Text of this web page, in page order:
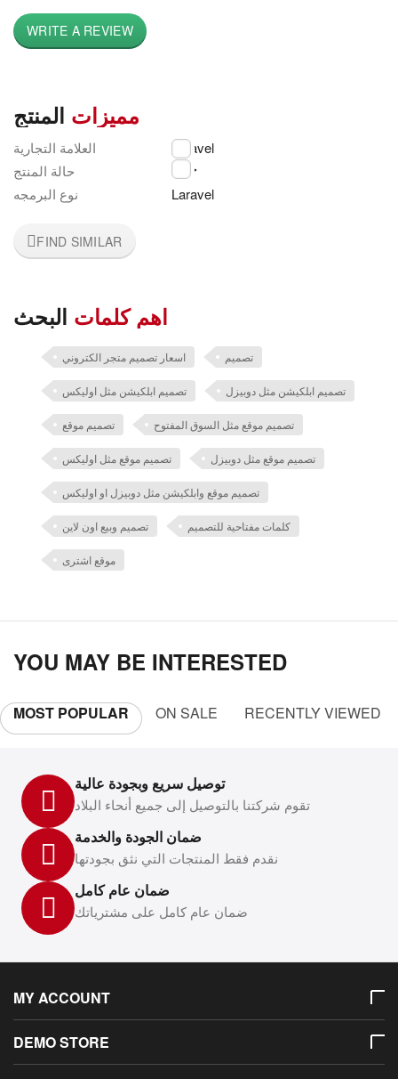
WRITE A REVIEW
مميزات المنتج
العلامة التجارية
Laravel
حالة المنتج
جديد
نوع البرمجه
Laravel
FIND SIMILAR
اهم كلمات البحث
اسعار تصميم متجر الكتروني تصميم
تصميم ابلكيشن مثل اوليكس تصميم ابلكيشن مثل دوبيزل
تصميم موقع تصميم موقع مثل السوق المفتوح
تصميم موقع مثل اوليكس تصميم موقع مثل دوبيزل
تصميم موقع وابلكيشن مثل دوبيزل او اوليكس
تصميم وبيع اون لاين كلمات مفتاحية للتصميم
موقع اشترى
YOU MAY BE INTERESTED
MOST POPULAR ON SALE RECENTLY VIEWED
توصيل سريع وبجودة عالية
تقوم شركتنا بالتوصيل إلى جميع أنحاء البلاد
ضمان الجودة والخدمة
نقدم فقط المنتجات التي نثق بجودتها
ضمان عام كامل
ضمان عام كامل على مشترياتك
MY ACCOUNT
DEMO STORE